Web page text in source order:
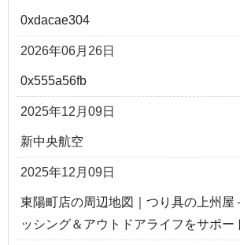
0xdacae304
2026年06月26日
0x555a56fb
2025年12月09日
新中央航空
2025年12月09日
東陽町店の周辺地図｜つり具の上州屋
ッシング＆アウトドアライフをサポー